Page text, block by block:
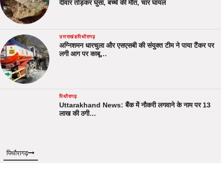
दीवार तोड़कर घुसा, बच्चे की मौत, चार घायल
उत्तराखंडपिथौरागढ़
अग्निशमन धारचुला और एसएसबी की संयुक्त टीम ने पाया टैंकर पर
लगी आग पर काबू…
पिथौरागढ़
Uttarakhand News: बैंक में नौकरी लगवाने के नाम पर 13
लाख की ठगी…
पिथौरागढ़